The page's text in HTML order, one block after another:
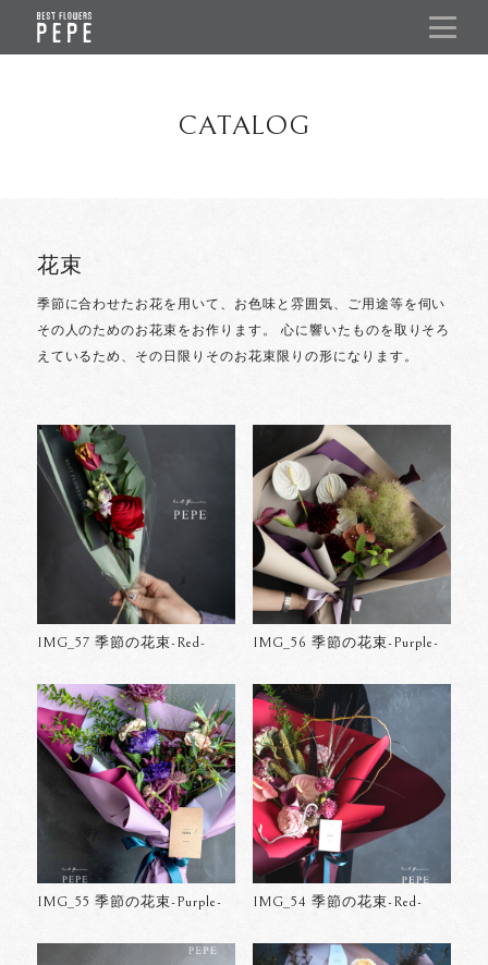
CATALOG
花束
季節に合わせたお花を用いて、お色味と雰囲気、ご用途等を伺い
その人のためのお花束をお作ります。
心に響いたものを取りそろ
えているため、その日限りそのお花束限りの形になります。
IMG_57 季節の花束-Red- IMG_56 季節の花束-Purple-
IMG_55 季節の花束-Purple- IMG_54 季節の花束-Red-